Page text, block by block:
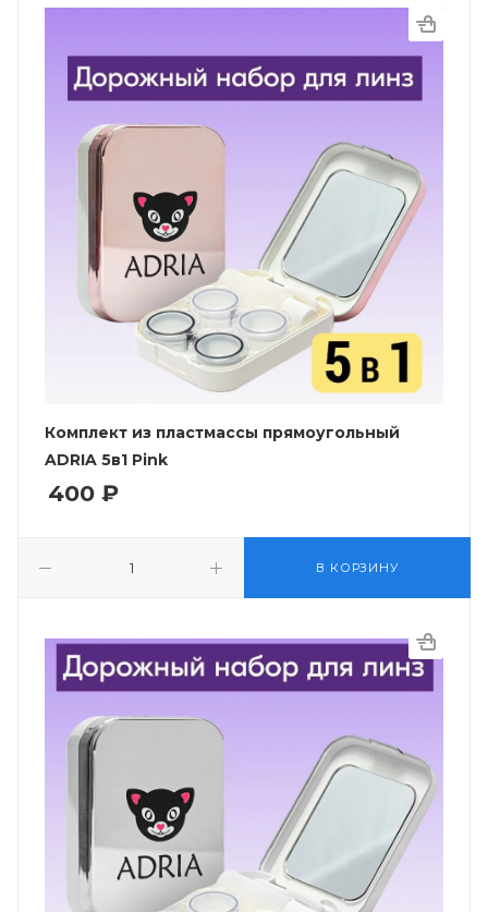
Комплект из пластмассы прямоугольный
ADRIA 5в1 Pink
400 ₽
В КОРЗИНУ